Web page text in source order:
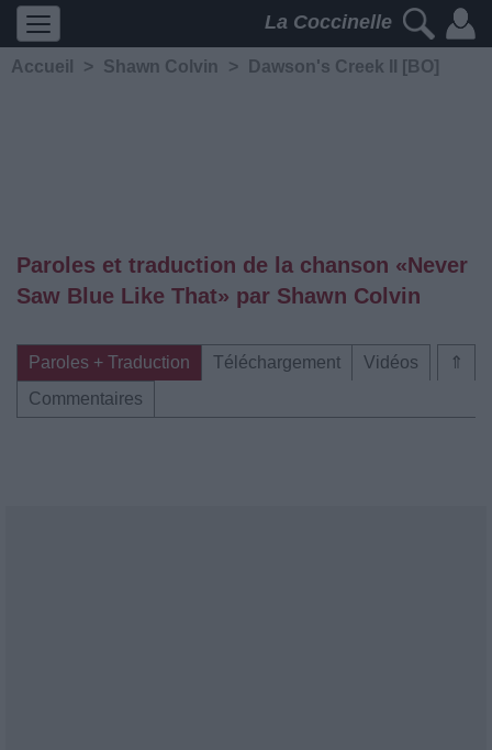
La Coccinelle
Accueil > Shawn Colvin > Dawson's Creek II [BO]
Paroles et traduction de la chanson «Never
Saw Blue Like That» par Shawn Colvin
⇑
Paroles + Traduction Téléchargement
Vidéos
Commentaires